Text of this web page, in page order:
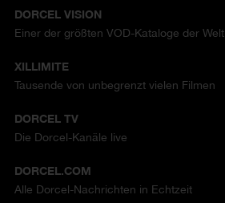
DORCEL VISION
Einer der größten VOD-Kataloge der Welt
XILLIMITE
Tausende von unbegrenzt vielen Filmen
DORCEL TV
Die Dorcel-Kanäle live
DORCEL.COM
Alle Dorcel-Nachrichten in Echtzeit